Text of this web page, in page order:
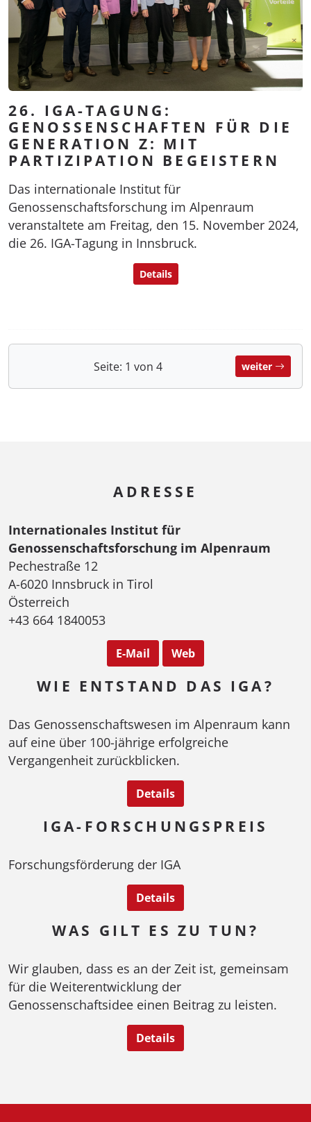
26. IGA-TAGUNG:
GENOSSENSCHAFTEN FÜR DIE
GENERATION Z: MIT
PARTIZIPATION BEGEISTERN
Das internationale Institut für
Genossenschaftsforschung im Alpenraum
veranstaltete am Freitag, den 15. November 2024,
die 26. IGA-Tagung in Innsbruck.
Details
Seite: 1 von 4 weiter
ADRESSE
Internationales Institut für
Genossenschaftsforschung im Alpenraum
Pechestraße 12
A-6020 Innsbruck in Tirol
Österreich
+43 664 1840053
E-Mail Web
WIE ENTSTAND DAS IGA?
Das Genossenschaftswesen im Alpenraum kann
auf eine über 100-jährige erfolgreiche
Vergangenheit zurückblicken.
Details
IGA-FORSCHUNGSPREIS
Forschungsförderung der IGA
Details
WAS GILT ES ZU TUN?
Wir glauben, dass es an der Zeit ist, gemeinsam
für die Weiterentwicklung der
Genossenschaftsidee einen Beitrag zu leisten.
Details